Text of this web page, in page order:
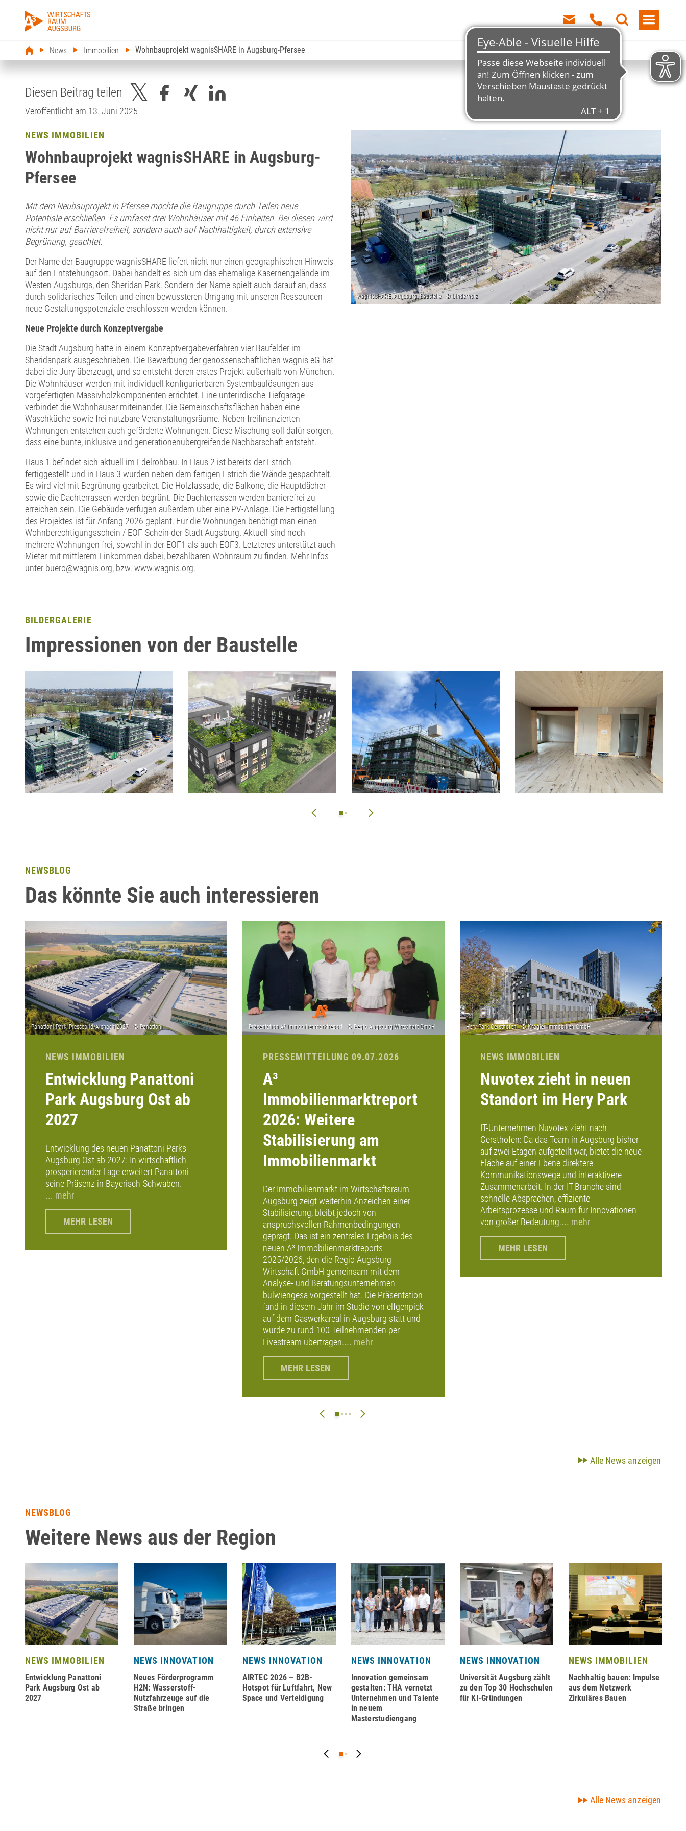
News Immobilien Wohnbauprojekt wagnisSHARE in Augsburg-Pfersee
Diesen Beitrag teilen
Veröffentlicht am 13. Juni 2025
NEWS IMMOBILIEN
Wohnbauprojekt wagnisSHARE in Augsburg-
Pfersee
Mit dem Neubauprojekt in Pfersee möchte die Baugruppe durch Teilen neue
Potentiale erschließen. Es umfasst drei Wohnhäuser mit 46 Einheiten. Bei diesen wird
nicht nur auf Barrierefreiheit, sondern auch auf Nachhaltigkeit, durch extensive
Begrünung, geachtet.
Der Name der Baugruppe wagnisSHARE liefert nicht nur einen geographischen Hinweis
auf den Entstehungsort. Dabei handelt es sich um das ehemalige Kasernengelände im
Westen Augsburgs, den Sheridan Park. Sondern der Name spielt auch darauf an, dass
durch solidarisches Teilen und einen bewussteren Umgang mit unseren Ressourcen
neue Gestaltungspotenziale erschlossen werden können.
Neue Projekte durch Konzeptvergabe
Die Stadt Augsburg hatte in einem Konzeptvergabeverfahren vier Baufelder im
Sheridanpark ausgeschrieben. Die Bewerbung der genossenschaftlichen wagnis eG hat
dabei die Jury überzeugt, und so entsteht deren erstes Projekt außerhalb von München.
Die Wohnhäuser werden mit individuell konfigurierbaren Systembaulösungen aus
vorgefertigten Massivholzkomponenten errichtet. Eine unterirdische Tiefgarage
verbindet die Wohnhäuser miteinander. Die Gemeinschaftsflächen haben eine
Waschküche sowie frei nutzbare Veranstaltungsräume. Neben freifinanzierten
Wohnungen entstehen auch geförderte Wohnungen. Diese Mischung soll dafür sorgen,
dass eine bunte, inklusive und generationenübergreifende Nachbarschaft entsteht.
Haus 1 befindet sich aktuell im Edelrohbau. In Haus 2 ist bereits der Estrich
fertiggestellt und in Haus 3 wurden neben dem fertigen Estrich die Wände gespachtelt.
Es wird viel mit Begrünung gearbeitet. Die Holzfassade, die Balkone, die Hauptdächer
sowie die Dachterrassen werden begrünt. Die Dachterrassen werden barrierefrei zu
erreichen sein. Die Gebäude verfügen außerdem über eine PV-Anlage. Die Fertigstellung
des Projektes ist für Anfang 2026 geplant. Für die Wohnungen benötigt man einen
Wohnberechtigungsschein / EOF-Schein der Stadt Augsburg. Aktuell sind noch
mehrere Wohnungen frei, sowohl in der EOF1 als auch EOF3. Letzteres unterstützt auch
Mieter mit mittlerem Einkommen dabei, bezahlbaren Wohnraum zu finden. Mehr Infos
unter buero@wagnis.org, bzw. www.wagnis.org.
BILDERGALERIE
Impressionen von der Baustelle
NEWSBLOG
Das könnte Sie auch interessieren
NEWS IMMOBILIEN
Entwicklung Panattoni
Park Augsburg Ost ab
2027
Entwicklung des neuen Panattoni Parks
Augsburg Ost ab 2027: In wirtschaftlich
prosperierender Lage erweitert Panattoni
seine Präsenz in Bayerisch-Schwaben.
... mehr
MEHR LESEN
PRESSEMITTEILUNG 09.07.2026
A³
Immobilienmarktreport
2026: Weitere
Stabilisierung am
Immobilienmarkt
Der Immobilienmarkt im Wirtschaftsraum
Augsburg zeigt weiterhin Anzeichen einer
Stabilisierung, bleibt jedoch von
anspruchsvollen Rahmenbedingungen
geprägt. Das ist ein zentrales Ergebnis des
neuen A³ Immobilienmarktreports
2025/2026, den die Regio Augsburg
Wirtschaft GmbH gemeinsam mit dem
Analyse- und Beratungsunternehmen
bulwiengesa vorgestellt hat. Die Präsentation
fand in diesem Jahr im Studio von elfgenpick
auf dem Gaswerkareal in Augsburg statt und
wurde zu rund 100 Teilnehmenden per
Livestream übertragen.... mehr
MEHR LESEN
NEWS IMMOBILIEN
Nuvotex zieht in neuen
Standort im Hery Park
IT-Unternehmen Nuvotex zieht nach
Gersthofen: Da das Team in Augsburg bisher
auf zwei Etagen aufgeteilt war, bietet die neue
Fläche auf einer Ebene direktere
Kommunikationswege und interaktivere
Zusammenarbeit. In der IT-Branche sind
schnelle Absprachen, effiziente
Arbeitsprozesse und Raum für Innovationen
von großer Bedeutung.... mehr
MEHR LESEN
Alle News anzeigen
NEWSBLOG
Weitere News aus der Region
NEWS IMMOBILIEN
Entwicklung Panattoni
Park Augsburg Ost ab
2027
NEWS INNOVATION
Neues Förderprogramm
H2N: Wasserstoff-
Nutzfahrzeuge auf die
Straße bringen
NEWS INNOVATION
AIRTEC 2026 – B2B-
Hotspot für Luftfahrt, New
Space und Verteidigung
NEWS INNOVATION
Innovation gemeinsam
gestalten: THA vernetzt
Unternehmen und Talente
in neuem
Masterstudiengang
NEWS INNOVATION
Universität Augsburg zählt
zu den Top 30 Hochschulen
für KI-Gründungen
NEWS IMMOBILIEN
Nachhaltig bauen: Impulse
aus dem Netzwerk
Zirkuläres Bauen
Alle News anzeigen